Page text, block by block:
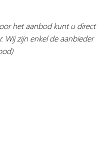
het aanbod kunt u direct
Wij zijn enkel de aanbieder